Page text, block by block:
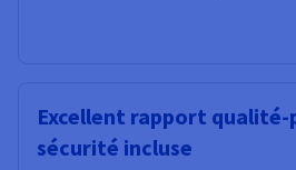
Excellent rapport qualité-
sécurité incluse